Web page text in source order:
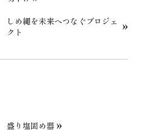
しめ縄を未来へつなぐプロジェ
クト
盛り塩固め器